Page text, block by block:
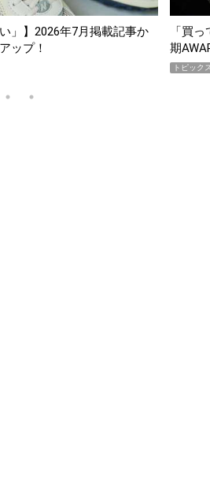
の極上スマホ5選【GoodsPress